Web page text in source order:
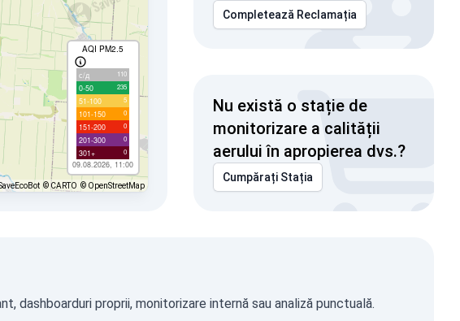
AQI PM2.5
с/д 110
0-50 235
51-100 5
101-150 0
151-200 0
201-300 0
301+ 0
09.08.2026, 11:00
© CARTO © OpenStreetMap
Completează Reclamația
Nu există o stație de
monitorizare a calității
aerului în apropierea dvs.?
Cumpărați Stația
proprii, monitorizare internă sau analiză punctuală.